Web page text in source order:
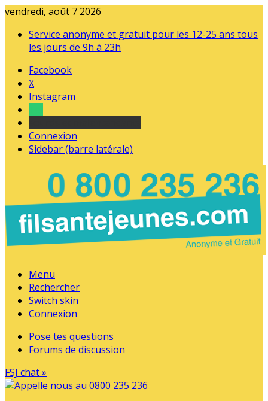
vendredi, août 7 2026
Service anonyme et gratuit pour les 12-25 ans tous
les jours de 9h à 23h
Facebook
X
Instagram
Connexion
Sidebar (barre latérale)
Menu
Rechercher
Switch skin
Connexion
Pose tes questions
Forums de discussion
FSJ chat »